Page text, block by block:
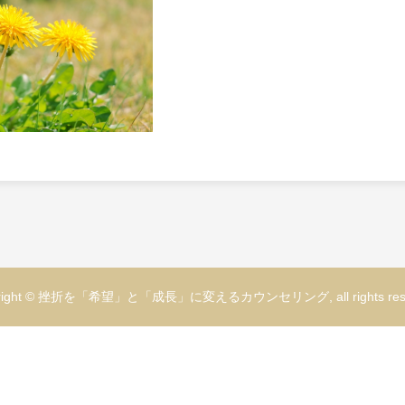
© 挫折を「希望」と「成長」に変えるカウンセリング, all rights